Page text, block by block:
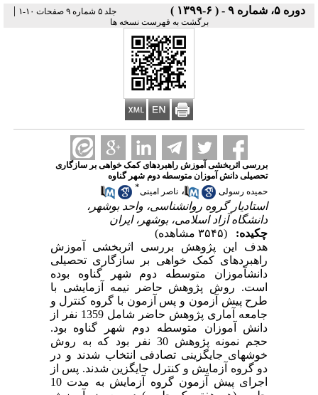
دوره ۵، شماره ۹ - ( ۶-۱۳۹۹ ) جلد ۵ شماره ۹ صفحات ۱۰-۱ |
برگشت به فهرست نسخه ها
بررسی اثربخشی آموزش راهبردهای کمک خواهی بر سازگاری
تحصیلی دانش آموزان متوسطه دوم شهر گناوه
حمیده رسولی
، ناصر امینی*
استادیار گروه روانشناسی، واحد بوشهر،
دانشگاه آزاد اسلامی، بوشهر، ایران
چکیده:
(۳۵۴۵ مشاهده)
هدف این پژوهش بررسی اثربخشی آموزش
راهبردهای کمک خواهی بر سازگاری تحصیلی
دانش­آموزان متوسطه دوم شهر گناوه بوده
است. روش پژوهش حاضر نیمه آزمایشی با
طرح پیش آزمون و پس آزمون با گروه کنترل و
جامعه ­آماری پژوهش حاضر شامل 1359 نفر از
دانش­ آموزان متوسطه دوم شهر گناوه بود.
حجم نمونه پژوهش 30 نفر بود که به روش
خوشه­ای جایگزینی تصادفی انتخاب شدند و در
دو گروه آزمایش و کنترل جایگزین شدند. پس از
اجرای پیش آزمون گروه آزمایش به مدت 10